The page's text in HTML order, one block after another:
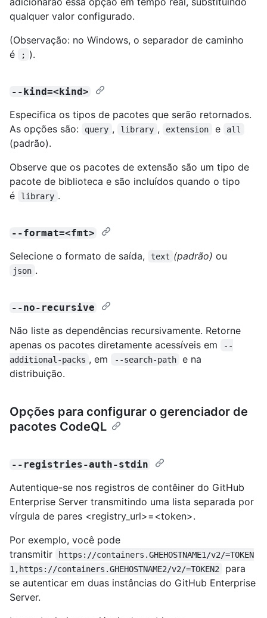
qualquer valor configurado.
(Observação: no Windows, o separador de caminho
é
; ).
--kind=<kind>
Especifica os tipos de pacotes que serão retornados.
As opções são:
query , library , extension e all
(padrão).
Observe que os pacotes de extensão são um tipo de
pacote de biblioteca e são incluídos quando o tipo
é
library .
--format=<fmt>
Selecione o formato de saída, text (padrão) ou
json .
--no-recursive
Não liste as dependências recursivamente. Retorne
apenas os pacotes diretamente acessíveis em
--
additional-packs , em --search-path
e na
distribuição.
Opções para configurar o gerenciador de
pacotes CodeQL
--registries-auth-stdin
Autentique-se nos registros de contêiner do GitHub
Enterprise Server transmitindo uma lista separada por
vírgula de pares <registry_url>=<token>.
Por exemplo, você pode
transmitir
https://containers.GHEHOSTNAME1/v2/=TOKEN
1,https://containers.GHEHOSTNAME2/v2/=TOKEN2
para
se autenticar em duas instâncias do GitHub Enterprise
Server.